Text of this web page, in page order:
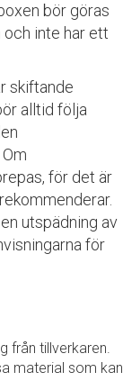
bör göras
och inte har ett
skiftande
alltid följa
för det är
utspädning av
för
från tillverkaren.
material som kan